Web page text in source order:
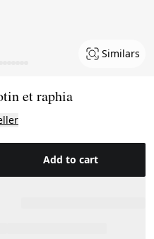
Similars
et raphia
Add to cart